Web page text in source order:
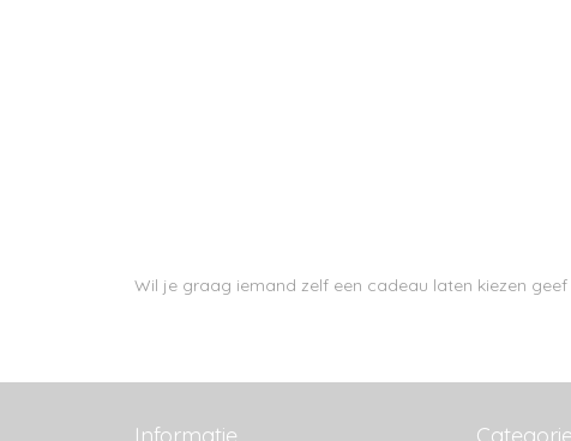
Wil je graag iemand zelf een cadeau laten kiezen